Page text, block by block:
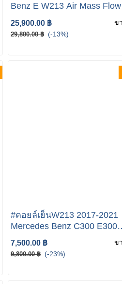
Benz E W213 Air Mass Flow
25,900.00 ฿
29,800.00 ฿ (-13%)
ข
#คอยล์เย็นW213 2017-2021
Mercedes Benz C300 E300
GLC300 A/C Evaporator Core
A2058309904 OEM A1
7,500.00 ฿
9,800.00 ฿ (-23%)
ข